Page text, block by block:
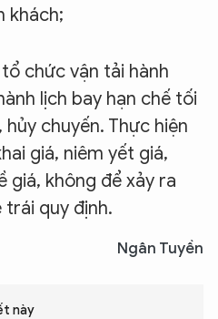
khách;
chức vận tải hành
lịch bay hạn chế tối
chuyến. Thực hiện
giá, niêm yết giá,
giá, không để xảy ra
quy định.
Ngân Tuyền
này